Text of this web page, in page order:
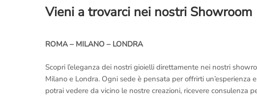
Vieni a trovarci nei nostri Showroom
ROMA – MILANO – LONDRA
Scopri l’eleganza dei nostri gioielli direttamente nei nostri
Milano e Londra. Ogni sede è pensata per offrirti un’esperienza
potrai vedere da vicino le nostre creazioni, ricevere consulenza